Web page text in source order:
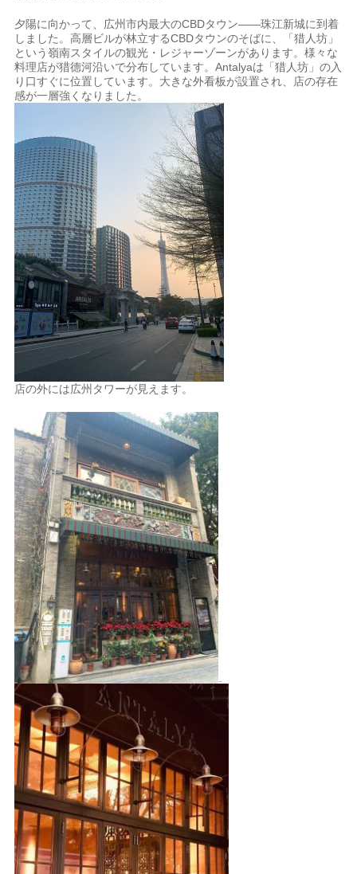
夕陽に向かって、広州市内最大のCBDタウン――珠江新城に到着
しました。高層ビルが林立するCBDタウンのそばに、「猎人坊」
という嶺南スタイルの観光・レジャーゾーンがあります。様々な
料理店が猎德河沿いで分布しています。Antalyaは「猎人坊」の入
り口すぐに位置しています。大きな外看板が設置され、店の存在
感が一層強くなりました。
店の外には広州タワーが見えます。